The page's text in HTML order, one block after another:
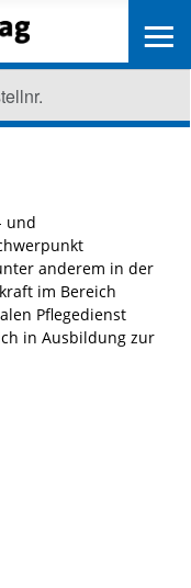
und
anderem in der
im Bereich
Pflegedienst
in Ausbildung zur
≡